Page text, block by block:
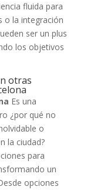
fluida para
o la integración
ser un plus
los objetivos
otras
Es una
¿por qué no
o
la ciudad?
para
un
opciones